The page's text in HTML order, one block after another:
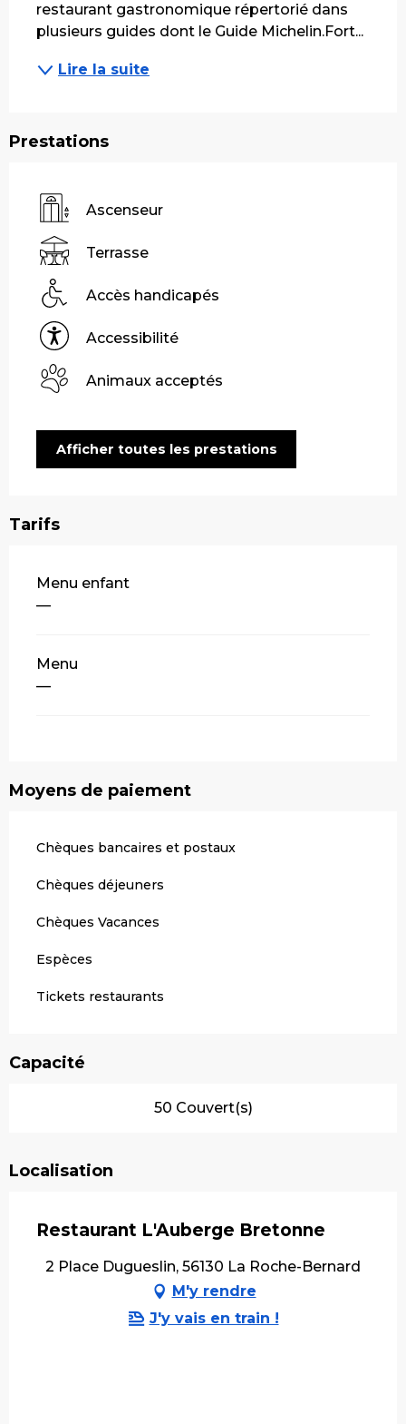
restaurant gastronomique répertorié dans
plusieurs guides dont le Guide Michelin.Fort...
Lire la suite
Prestations
Ascenseur
Terrasse
Accès handicapés
Accessibilité
Animaux acceptés
Afficher toutes les prestations
Tarifs
Tarifs 2026
Menu enfant
—
Menu
—
Moyens de paiement
Chèques bancaires et postaux
Chèques déjeuners
Chèques Vacances
Espèces
Tickets restaurants
Capacité
50 Couvert(s)
Localisation
Restaurant L'Auberge Bretonne
2 Place Dugueslin, 56130 La Roche-Bernard
M'y rendre
J'y vais en train !